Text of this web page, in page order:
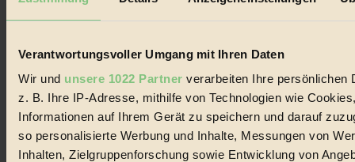
Verantwortungsvoller Umgang mit Ihren Daten
Wir und unsere 1022 Partner verarbeiten Ihre persönlichen
z. B. Ihre IP-Adresse, mithilfe von Technologien wie
Informationen auf Ihrem Gerät zu speichern und darauf
so personalisierte Werbung und Inhalte, Messungen von
Inhalten, Zielgruppenforschung sowie Entwicklung von
Biorama steht für einen nachhaltigen Lebensstil und bewussten
Lebenswandel. Es ist eine moderne Plattform für Ideen, Menschen
Handels mit Bioprodukten, des Fair-Trade sowie der Branche
alternativer Energien.
Social Media
22.601 Fans auf Facebook
3.415 Follower auf Twitter
Folge uns auf Instagram
Themen